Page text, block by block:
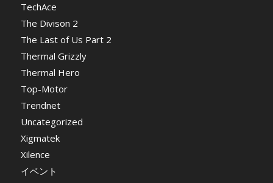
TechAce
The Divison 2
The Last of Us Part 2
Thermal Grizzly
Thermal Hero
Top-Motor
Trendnet
Uncategorized
Xigmatek
Xilence
イベント